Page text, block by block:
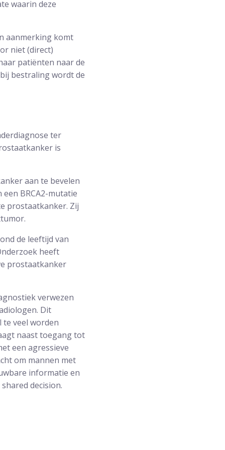
waarin deze
aanmerking komt
niet (direct)
patiënten naar de
bestraling wordt de
ter
is
aan te bevelen
BRCA2-mutatie
prostaatkanker. Zij
de leeftijd van
heeft
prostaatkanker
verwezen
Dit
veel worden
naast toegang tot
een agressieve
om mannen met
informatie en
decision.